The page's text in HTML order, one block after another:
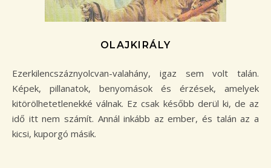
OLAJKIRÁLY
Ezerkilencszáznyolcvan-valahány, igaz sem volt talán.
Képek, pillanatok, benyomások és érzések, amelyek
kitörölhetetlenekké válnak. Ez csak később derül ki, de az
idő itt nem számít. Annál inkább az ember, és talán az a
kicsi, kuporgó másik.